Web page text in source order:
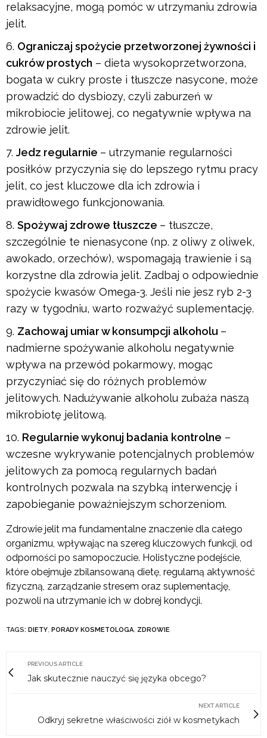
relaksacyjne, mogą pomóc w utrzymaniu zdrowia
jelit.
Ograniczaj spożycie przetworzonej żywności i
cukrów prostych – dieta wysokoprzetworzona,
bogata w cukry proste i tłuszcze nasycone, może
prowadzić do dysbiozy, czyli zaburzeń w
mikrobiocie jelitowej, co negatywnie wpływa na
zdrowie jelit.
Jedz regularnie – utrzymanie regularności
posiłków przyczynia się do lepszego rytmu pracy
jelit, co jest kluczowe dla ich zdrowia i
prawidłowego funkcjonowania.
Spożywaj zdrowe tłuszcze – tłuszcze,
szczególnie te nienasycone (np. z oliwy z oliwek,
awokado, orzechów), wspomagają trawienie i są
korzystne dla zdrowia jelit. Zadbaj o odpowiednie
spożycie kwasów Omega-3. Jeśli nie jesz ryb 2-3
razy w tygodniu, warto rozważyć suplementację.
Zachowaj umiar w konsumpcji alkoholu –
nadmierne spożywanie alkoholu negatywnie
wpływa na przewód pokarmowy, mogąc
przyczyniać się do różnych problemów
jelitowych. Nadużywanie alkoholu zubaża naszą
mikrobiotę jelitową.
Regularnie wykonuj badania kontrolne –
wczesne wykrywanie potencjalnych problemów
jelitowych za pomocą regularnych badań
kontrolnych pozwala na szybką interwencję i
zapobieganie poważniejszym schorzeniom.
Zdrowie jelit ma fundamentalne znaczenie dla całego
organizmu, wpływając na szereg kluczowych funkcji, od
odporności po samopoczucie. Holistyczne podejście,
które obejmuje zbilansowaną dietę, regularną aktywność
fizyczną, zarządzanie stresem oraz suplementację,
pozwoli na utrzymanie ich w dobrej kondycji.
TAGS: DIETY PORADY KOSMETOLOGA ZDROWIE
PREVIOUS ARTICLE
Jak skutecznie nauczyć się języka obcego?
NEXT ARTICLE
Odkryj sekretne właściwości ziół w kosmetykach